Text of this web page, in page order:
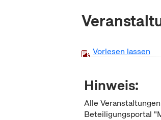
Vorlesen lassen
Hinweis:
Alle
Beteiligungsportal